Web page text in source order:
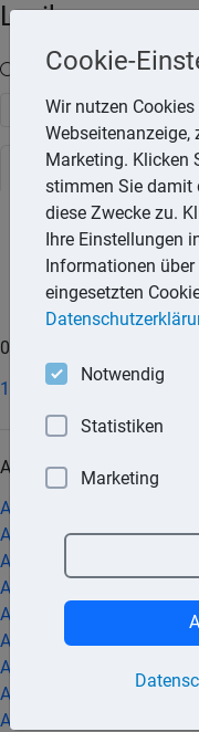
Lexika
Volltext-Suche in den
Steuerlexikon
A B C D E
Q R S T U V
0-9
183-Tage-Regelung
A
Abfindung
Abflussprinzip
Abführung der Lohnsteuer
Abgeltungsteuer
Abschreibung
Abzugsverbot
Alterseinkünftegesetz
Altersentlastungsbetrag
Amtsveranlagung
Cookie-
Wir nutzen
Marketing. Klicken
stimmen Sie damit
diese Zwecke zu.
Ihre Einstellungen
Informationen
eingesetzten
Notwendig
Statistiken
Marketing